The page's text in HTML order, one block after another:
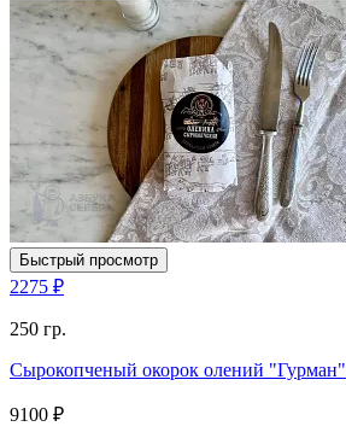
Быстрый просмотр
2275 ₽
250 гр.
Сырокопченый окорок олений "Гурман"
9100 ₽